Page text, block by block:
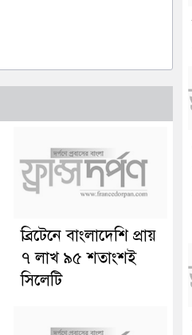
ব্রিটেনে বাংলাদেশি প্রায়
৭ লাখ ৯৫ শতাংশই
সিলেটি